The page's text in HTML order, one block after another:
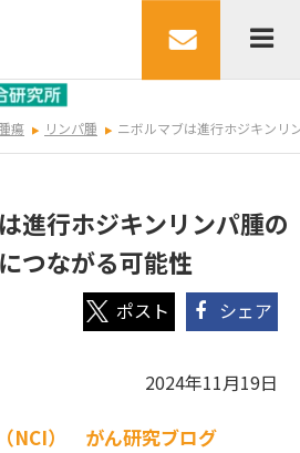
瘍 リンパ腫 ニボルマブは進行ホジキンリ
進行ホジキンリンパ腫の
つながる可能性
シェア
2024年11月19日
NCI） がん研究ブログ